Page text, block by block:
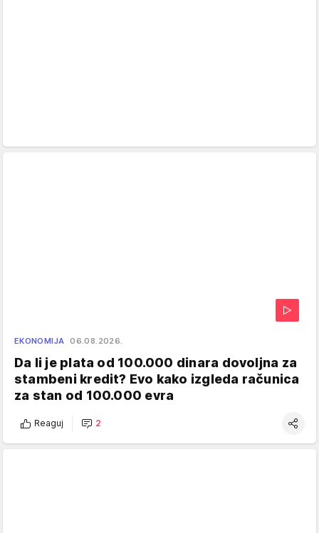
EKONOMIJA 06.08.2026.
Da li je plata od 100.000 dinara dovoljna za
stambeni kredit? Evo kako izgleda računica
za stan od 100.000 evra
Reaguj 2